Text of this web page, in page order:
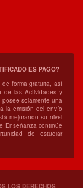
ES PAGO?
de forma gratuita, así
de las Actividades y
posee solamente una
la emisión del envío
mejorando su nivel
Enseñanza continúe
de estudiar
LOS DERECHOS